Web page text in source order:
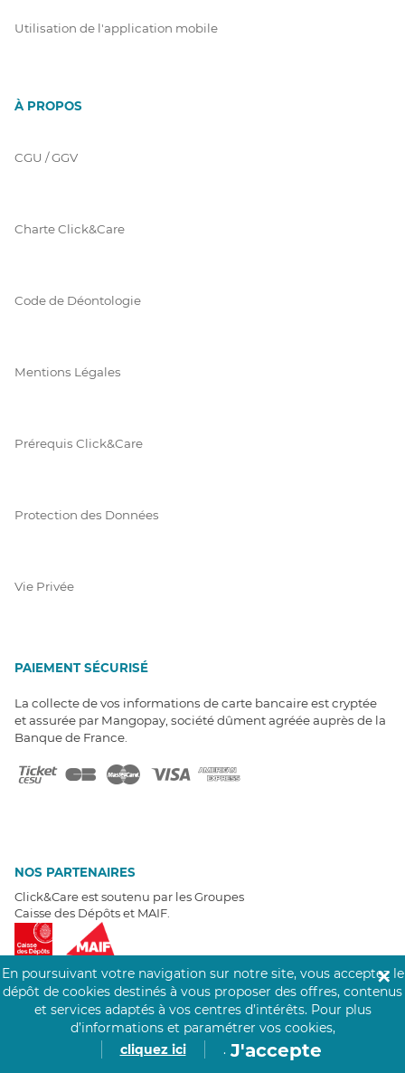
Utilisation de l'application mobile
À PROPOS
CGU / GGV
Charte Click&Care
Code de Déontologie
Mentions Légales
Prérequis Click&Care
Protection des Données
Vie Privée
PAIEMENT SÉCURISÉ
La collecte de vos informations de carte bancaire est cryptée
et assurée par Mangopay, société dûment agréée auprès de la
Banque de France.
NOS PARTENAIRES
Click&Care est soutenu par les Groupes
Caisse des Dépôts et MAIF.
EXPERTS À VOTRE ÉCOUTE
Un besoin de recrutement ? Click&Care vous accompagne par
En poursuivant votre navigation sur notre site, vous acceptez le
dépôt de cookies destinés à vous proposer des offres, contenus
et services adaptés à vos centres d’intérêts. Pour plus
d’informations et paramétrer vos cookies,
cliquez ici
. J'accepte
✕